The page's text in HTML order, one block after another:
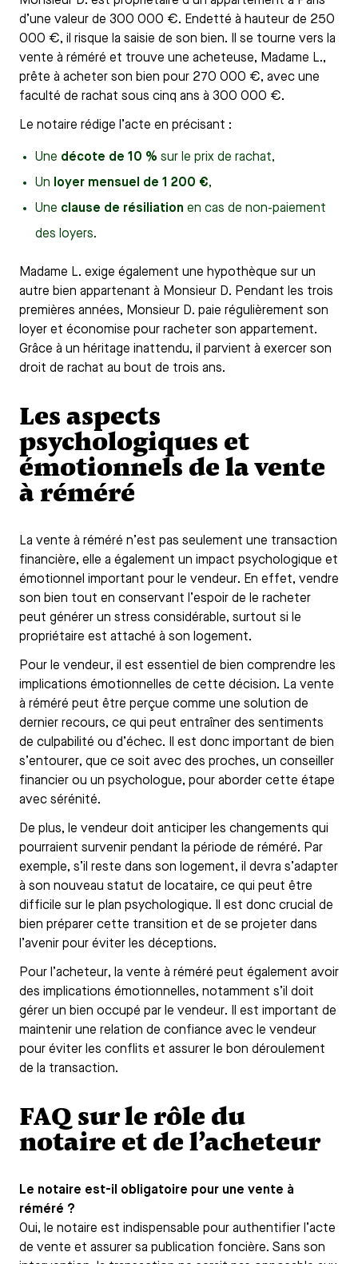
d’une valeur de 300 000 €. Endetté à hauteur de 250
000 €, il risque la saisie de son bien. Il se tourne vers la
vente à réméré et trouve une acheteuse, Madame L.,
prête à acheter son bien pour 270 000 €, avec une
faculté de rachat sous cinq ans à 300 000 €.
Le notaire rédige l’acte en précisant :
Une décote de 10 % sur le prix de rachat,
Un
loyer mensuel de 1 200 €,
Une clause de résiliation en cas de non-paiement
des loyers.
Madame L. exige également une hypothèque sur un
autre bien appartenant à Monsieur D. Pendant les trois
premières années, Monsieur D. paie régulièrement son
loyer et économise pour racheter son appartement.
Grâce à un héritage inattendu, il parvient à exercer son
droit de rachat au bout de trois ans.
Les aspects
psychologiques et
émotionnels de la vente
à réméré
La vente à réméré n’est pas seulement une transaction
financière, elle a également un impact psychologique et
émotionnel important pour le vendeur. En effet, vendre
son bien tout en conservant l’espoir de le racheter
peut générer un stress considérable, surtout si le
propriétaire est attaché à son logement.
Pour le vendeur, il est essentiel de bien comprendre les
implications émotionnelles de cette décision. La vente
à réméré peut être perçue comme une solution de
dernier recours, ce qui peut entraîner des sentiments
de culpabilité ou d’échec. Il est donc important de bien
s’entourer, que ce soit avec des proches, un conseiller
financier ou un psychologue, pour aborder cette étape
avec sérénité.
De plus, le vendeur doit anticiper les changements qui
pourraient survenir pendant la période de réméré. Par
exemple, s’il reste dans son logement, il devra s’adapter
à son nouveau statut de locataire, ce qui peut être
difficile sur le plan psychologique. Il est donc crucial de
bien préparer cette transition et de se projeter dans
l’avenir pour éviter les déceptions.
Pour l’acheteur, la vente à réméré peut également avoir
des implications émotionnelles, notamment s’il doit
gérer un bien occupé par le vendeur. Il est important de
maintenir une relation de confiance avec le vendeur
pour éviter les conflits et assurer le bon déroulement
de la transaction.
FAQ sur le rôle du
notaire et de l’acheteur
Le notaire est-il obligatoire pour une vente à
réméré ?
Oui, le notaire est indispensable pour authentifier l’acte
de vente et assurer sa publication foncière. Sans son